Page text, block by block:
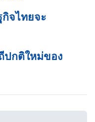
จไทยจะ
ปกติใหม่ของ